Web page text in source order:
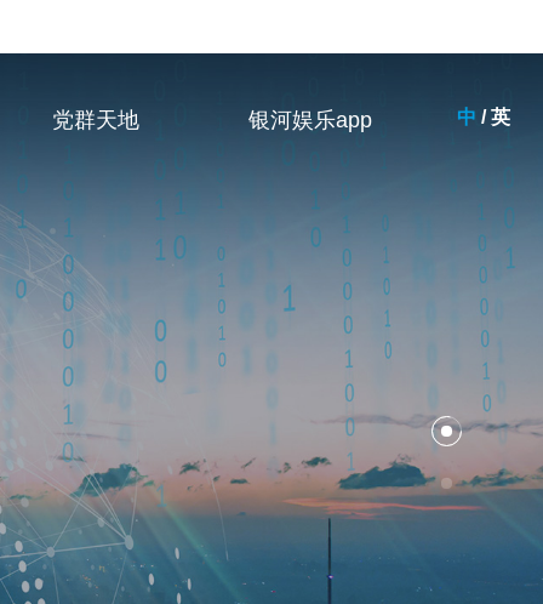
党群天地 银河娱乐app 中 /英